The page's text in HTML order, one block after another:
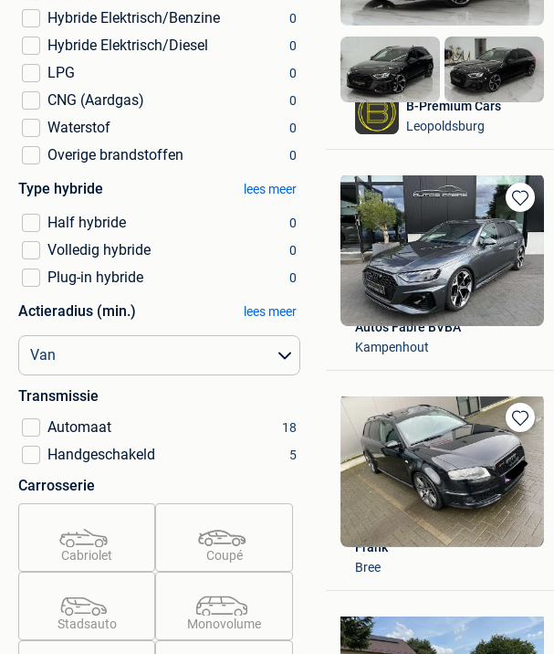
Hybride Elektrisch/Benzine 0
Hybride Elektrisch/Diesel 0
LPG 0
CNG (Aardgas) 0
Waterstof 0
Overige brandstoffen 0
Type hybride lees meer
Half hybride 0
Volledig hybride 0
Plug-in hybride 0
Actieradius (min.) lees meer
Transmissie
Automaat
18
Handgeschakeld 5
Carrosserie
Cabriolet Coupé
Stadsauto Monovolume
B-Premium Cars
Leopoldsburg
Bewaren
in
Mijn
Favorieten
Auto's Fabre BVBA
Kampenhout
Bewaren
in
Mijn
Favorieten
Frank
Bree
Mijn
Favorieten